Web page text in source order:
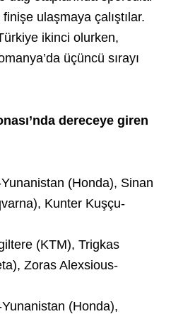
ulaşmaya çalıştılar.
ikinci olurken,
üçüncü sırayı
dereceye giren
(Honda), Sinan
Kunter Kuşçu-
(KTM), Trigkas
Zoras Alexsious-
(Honda),